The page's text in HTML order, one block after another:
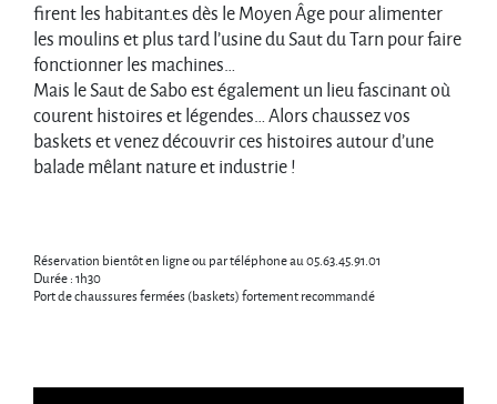
firent les habitant.es dès le Moyen Âge pour alimenter
les moulins et plus tard l’usine du Saut du Tarn pour faire
fonctionner les machines…
Mais le Saut de Sabo est également un lieu fascinant où
courent histoires et légendes… Alors chaussez vos
baskets et venez découvrir ces histoires autour d’une
balade mêlant nature et industrie !
Réservation bientôt en ligne ou par téléphone au 05.63.45.91.01
Durée : 1h30
Port de chaussures fermées (baskets) fortement recommandé